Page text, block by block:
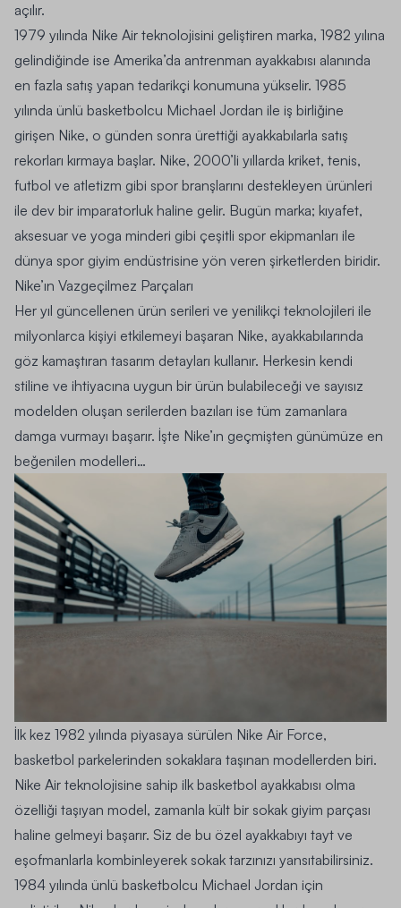
açılır.
1979 yılında Nike Air teknolojisini geliştiren marka, 1982 yılına
gelindiğinde ise Amerika’da antrenman ayakkabısı alanında
en fazla satış yapan tedarikçi konumuna yükselir. 1985
yılında ünlü basketbolcu Michael Jordan ile iş birliğine
girişen Nike, o günden sonra ürettiği ayakkabılarla satış
rekorları kırmaya başlar. Nike, 2000’li yıllarda kriket, tenis,
futbol ve atletizm gibi spor branşlarını destekleyen ürünleri
ile dev bir imparatorluk haline gelir. Bugün marka; kıyafet,
aksesuar ve yoga minderi gibi çeşitli spor ekipmanları ile
dünya spor giyim endüstrisine yön veren şirketlerden biridir.
Nike’ın Vazgeçilmez Parçaları
Her yıl güncellenen ürün serileri ve yenilikçi teknolojileri ile
milyonlarca kişiyi etkilemeyi başaran Nike, ayakkabılarında
göz kamaştıran tasarım detayları kullanır. Herkesin kendi
stiline ve ihtiyacına uygun bir ürün bulabileceği ve sayısız
modelden oluşan serilerden bazıları ise tüm zamanlara
damga vurmayı başarır. İşte Nike’ın geçmişten günümüze en
beğenilen modelleri…
İlk kez 1982 yılında piyasaya sürülen Nike Air Force,
basketbol parkelerinden sokaklara taşınan modellerden biri.
Nike Air teknolojisine sahip ilk basketbol ayakkabısı olma
özelliği taşıyan model, zamanla kült bir sokak giyim parçası
haline gelmeyi başarır. Siz de bu özel ayakkabıyı tayt ve
eşofmanlarla kombinleyerek sokak tarzınızı yansıtabilirsiniz.
1984 yılında ünlü basketbolcu Michael Jordan için